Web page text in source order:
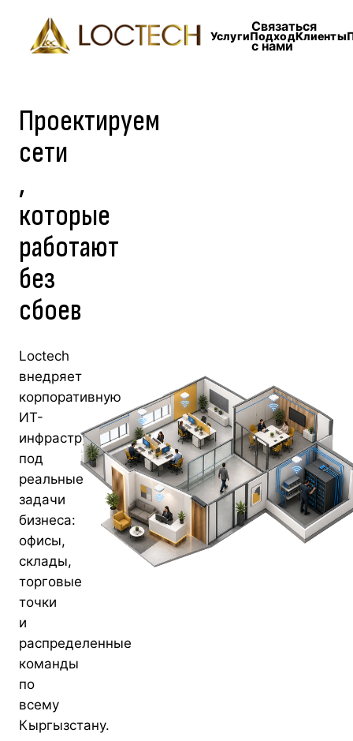
УслугиПодходКлиенты
Связаться
с нами
Проектируем
сети
,
которые
работают
без
сбоев
Loctech
внедряет
корпоративную
ИТ-
инфраструктуру
под
реальные
задачи
бизнеса:
офисы,
склады,
торговые
точки
и
распределенные
команды
по
всему
Кыргызстану.